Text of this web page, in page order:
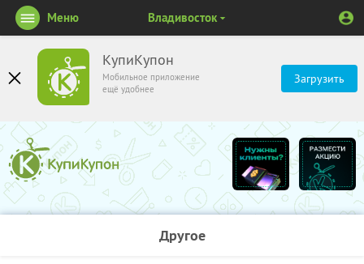
КупиКупон
Мобильное приложение
ещё удобнее
Загрузить
Меню Владивосток
Другое